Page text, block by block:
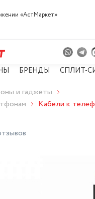
«АстМарке‪т‬»
БРЕНДЫ СПЛИТ-
и гаджеты
Кабели к